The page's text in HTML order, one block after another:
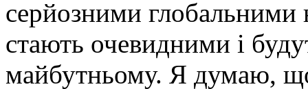
серйозними глобальними
стають очевидними і
майбутньому. Я думаю,